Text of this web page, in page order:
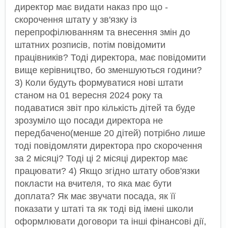
директор має видати наказ про що -
скорочення штату у зв'язку із
перепрофілюванням та внесення змін до
штатних розписів, потім повідомити
працівників? Тоді директора, має повідомити
вище керівництво, бо зменшуються години?
3) Коли будуть формуватися нові штати
станом на 01 вересня 2024 року та
подаватися звіт про кількість дітей та буде
зрозуміло що посади директора не
передбачено(менше 20 дітей) потрібно лише
тоді повідомляти директора про скорочення
за 2 місяці? Тоді ці 2 місяці директор має
працювати? 4) Якщо згідно штату обов'язки
покласти на вчителя, то яка має бути
доплата? Як має звучати посада, як її
показати у штаті та як тоді від імені школи
оформлювати договори та інші фінансові дії,